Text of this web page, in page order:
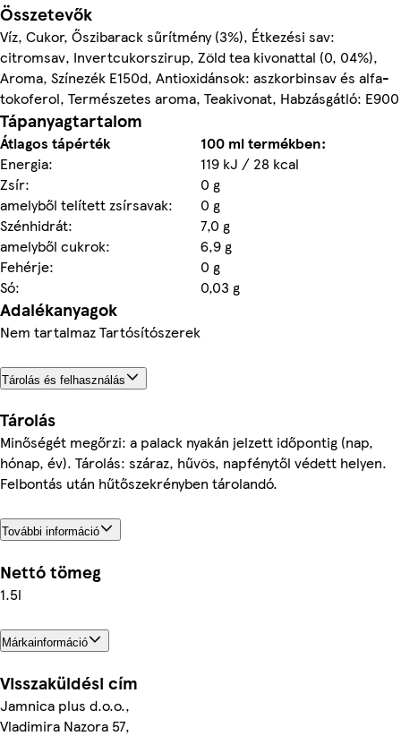
Összetevők
Víz, Cukor, Őszibarack sűrítmény (3%), Étkezési sav:
citromsav, Invertcukorszirup, Zöld tea kivonattal (0, 04%),
Aroma, Színezék E150d, Antioxidánsok: aszkorbinsav és alfa-
tokoferol, Természetes aroma, Teakivonat, Habzásgátló: E900
Tápanyagtartalom
Átlagos tápérték
100 ml termékben:
Energia:
119 kJ / 28 kcal
Zsír:
0 g
amelyből telített zsírsavak:
0 g
Szénhidrát:
7,0 g
amelyből cukrok:
6,9 g
Fehérje:
0 g
Só:
0,03 g
Adalékanyagok
Nem tartalmaz Tartósítószerek
Tárolás és felhasználás
Tárolás
Minőségét megőrzi: a palack nyakán jelzett időpontig (nap,
hónap, év). Tárolás: száraz, hűvös, napfénytől védett helyen.
Felbontás után hűtőszekrényben tárolandó.
További információ
Nettó tömeg
1.5l
Márkainformáció
Visszaküldési cím
Jamnica plus d.o.o.,
Vladimira Nazora 57,